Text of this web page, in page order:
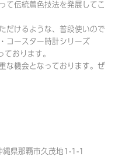
て伝統着色技法を発展してこ
だけるような、普段使いので
コースター時計シリーズ
おります。
な機会となっております。ぜ
県那覇市久茂地1-1-1